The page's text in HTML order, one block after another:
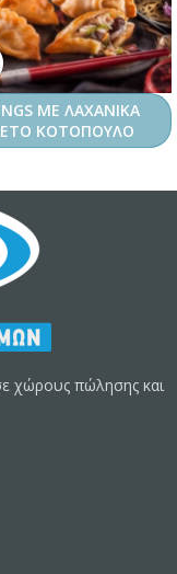
ΜΕ ΛΑΧΑΝΙΚΑ
ΚΟΤΟΠΟΥΛΟ
χώρους πώλησης και